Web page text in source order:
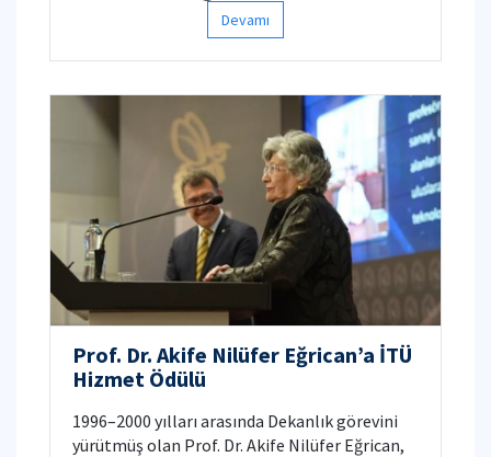
Devamı
Prof. Dr. Akife Nilüfer Eğrican’a İTÜ
Hizmet Ödülü
1996–2000 yılları arasında Dekanlık görevini
yürütmüş olan Prof. Dr. Akife Nilüfer Eğrican,